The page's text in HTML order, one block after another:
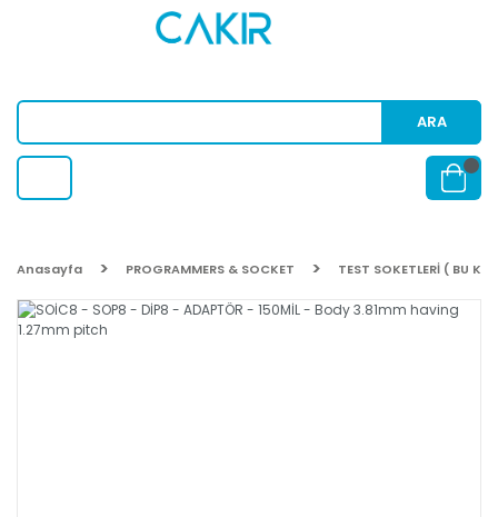
ARA
Anasayfa PROGRAMMERS & SOCKET TEST SOKETLERİ ( BU